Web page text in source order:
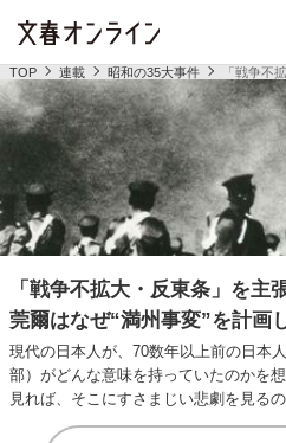
TOP 連載 昭和の35大事件 「戦争不
「戦争不拡大・反東条」を主
莞爾はなぜ“満州事変”を計画
現代の日本人が、70数年以上前の日本
部）がどんな意味を持っていたのかを
見れば、そこにすさまじい悲劇を見る
とって満州は、い…